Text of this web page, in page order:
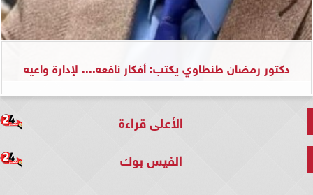
دكتور رمضان طنطاوي يكتب: أفكار نافعه.... لإدارة واعيه
الأعلى قراءة
الفيس بوك